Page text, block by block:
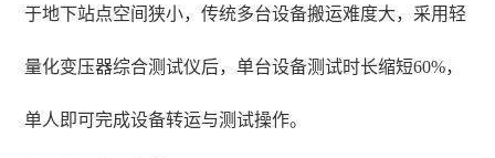
于地下站点空间狭小，传统多台设备搬运难度大，采用轻
量化变压器综合测试仪后，单台设备测试时长缩短60%，
单人即可完成设备转运与测试操作。